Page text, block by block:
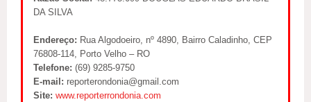
DA SILVA
Endereço: Rua Algodoeiro, nº 4890, Bairro Caladinho, CEP
76808-114, Porto Velho – RO
Telefone: (69) 9285-9750
E-mail: reporterondonia@gmail.com
Site: www.reporterrondonia.com